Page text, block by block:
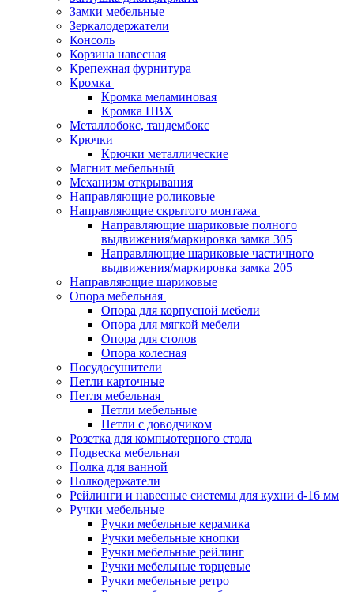
Замки мебельные
Зеркалодержатели
Консоль
Корзина навесная
Крепежная фурнитура
Кромка
Кромка меламиновая
Кромка ПВХ
Металлобокс, тандембокс
Крючки
Крючки металлические
Магнит мебельный
Механизм открывания
Направляющие роликовые
Направляющие скрытого монтажа
Направляющие шариковые полного
выдвижения/маркировка замка 305
Направляющие шариковые частичного
выдвижения/маркировка замка 205
Направляющие шариковые
Опора мебельная
Опора для корпусной мебели
Опора для мягкой мебели
Опора для столов
Опора колесная
Посудосушители
Петли карточные
Петля мебельная
Петли мебельные
Петли с доводчиком
Розетка для компьютерного стола
Подвеска мебельная
Полка для ванной
Полкодержатели
Рейлинги и навесные системы для кухни d-16 мм
Ручки мебельные
Ручки мебельные керамика
Ручки мебельные кнопки
Ручки мебельные рейлинг
Ручки мебельные торцевые
Ручки мебельные ретро